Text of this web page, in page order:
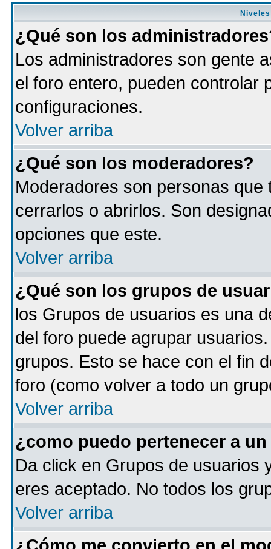
¿Qué son los
Los administradores son gente
el foro entero, pueden controlar
configuraciones.
Volver arriba
¿Qué son los moderadores?
Moderadores son personas
cerrarlos o abrirlos. Son
opciones que este.
Volver arriba
¿Qué son los grupos de
los Grupos de usuarios es una
del foro puede agrupar
grupos. Esto se hace con el fin
foro (como volver a todo un
Volver arriba
¿como puedo pertenecer a
Da click en Grupos de usuarios
eres aceptado. No todos los
Volver arriba